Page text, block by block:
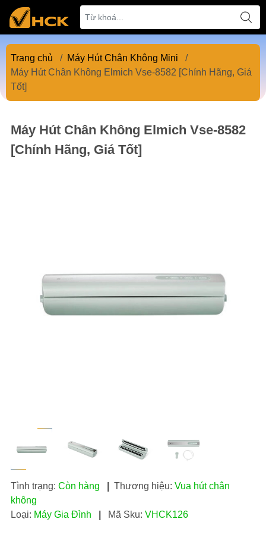
Trang chủ / Máy Hút Chân Không Mini
/
Máy Hút Chân Không Elmich Vse-8582 [Chính Hãng, Giá
Tốt]
Máy Hút Chân Không Elmich Vse-8582
[Chính Hãng, Giá Tốt]
Tình trạng: Còn hàng Thương hiệu: Vua hút chân
không
Loại: Máy Gia Đình Mã Sku: VHCK126